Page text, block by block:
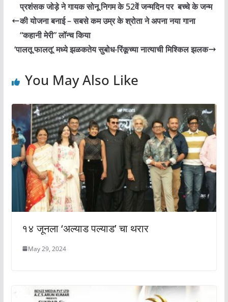
प्रशंसक जोड़े ने गायक सोनू निगम के 52वें जन्मदिन पर बच्चे के जन्म
की योजना बनाई – सबसे कम उम्र के श्रोता ने अपना नया गाना
“कहानी मेरी” लॉन्च किया
‘पालतू फालतू’ मध्ये झळकतेय सुबोध-रिंकूच्या नात्याची मिश्किल झलक
You May Also Like
१४ जूनला ‘अल्याड पल्याड’ चा थरार
May 29, 2024